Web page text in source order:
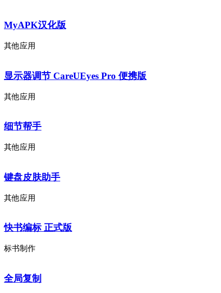
MyAPK汉化版
其他应用
显示器调节 CareUEyes Pro 便携版
其他应用
细节帮手
其他应用
键盘皮肤助手
其他应用
快书编标 正式版
标书制作
全局复制